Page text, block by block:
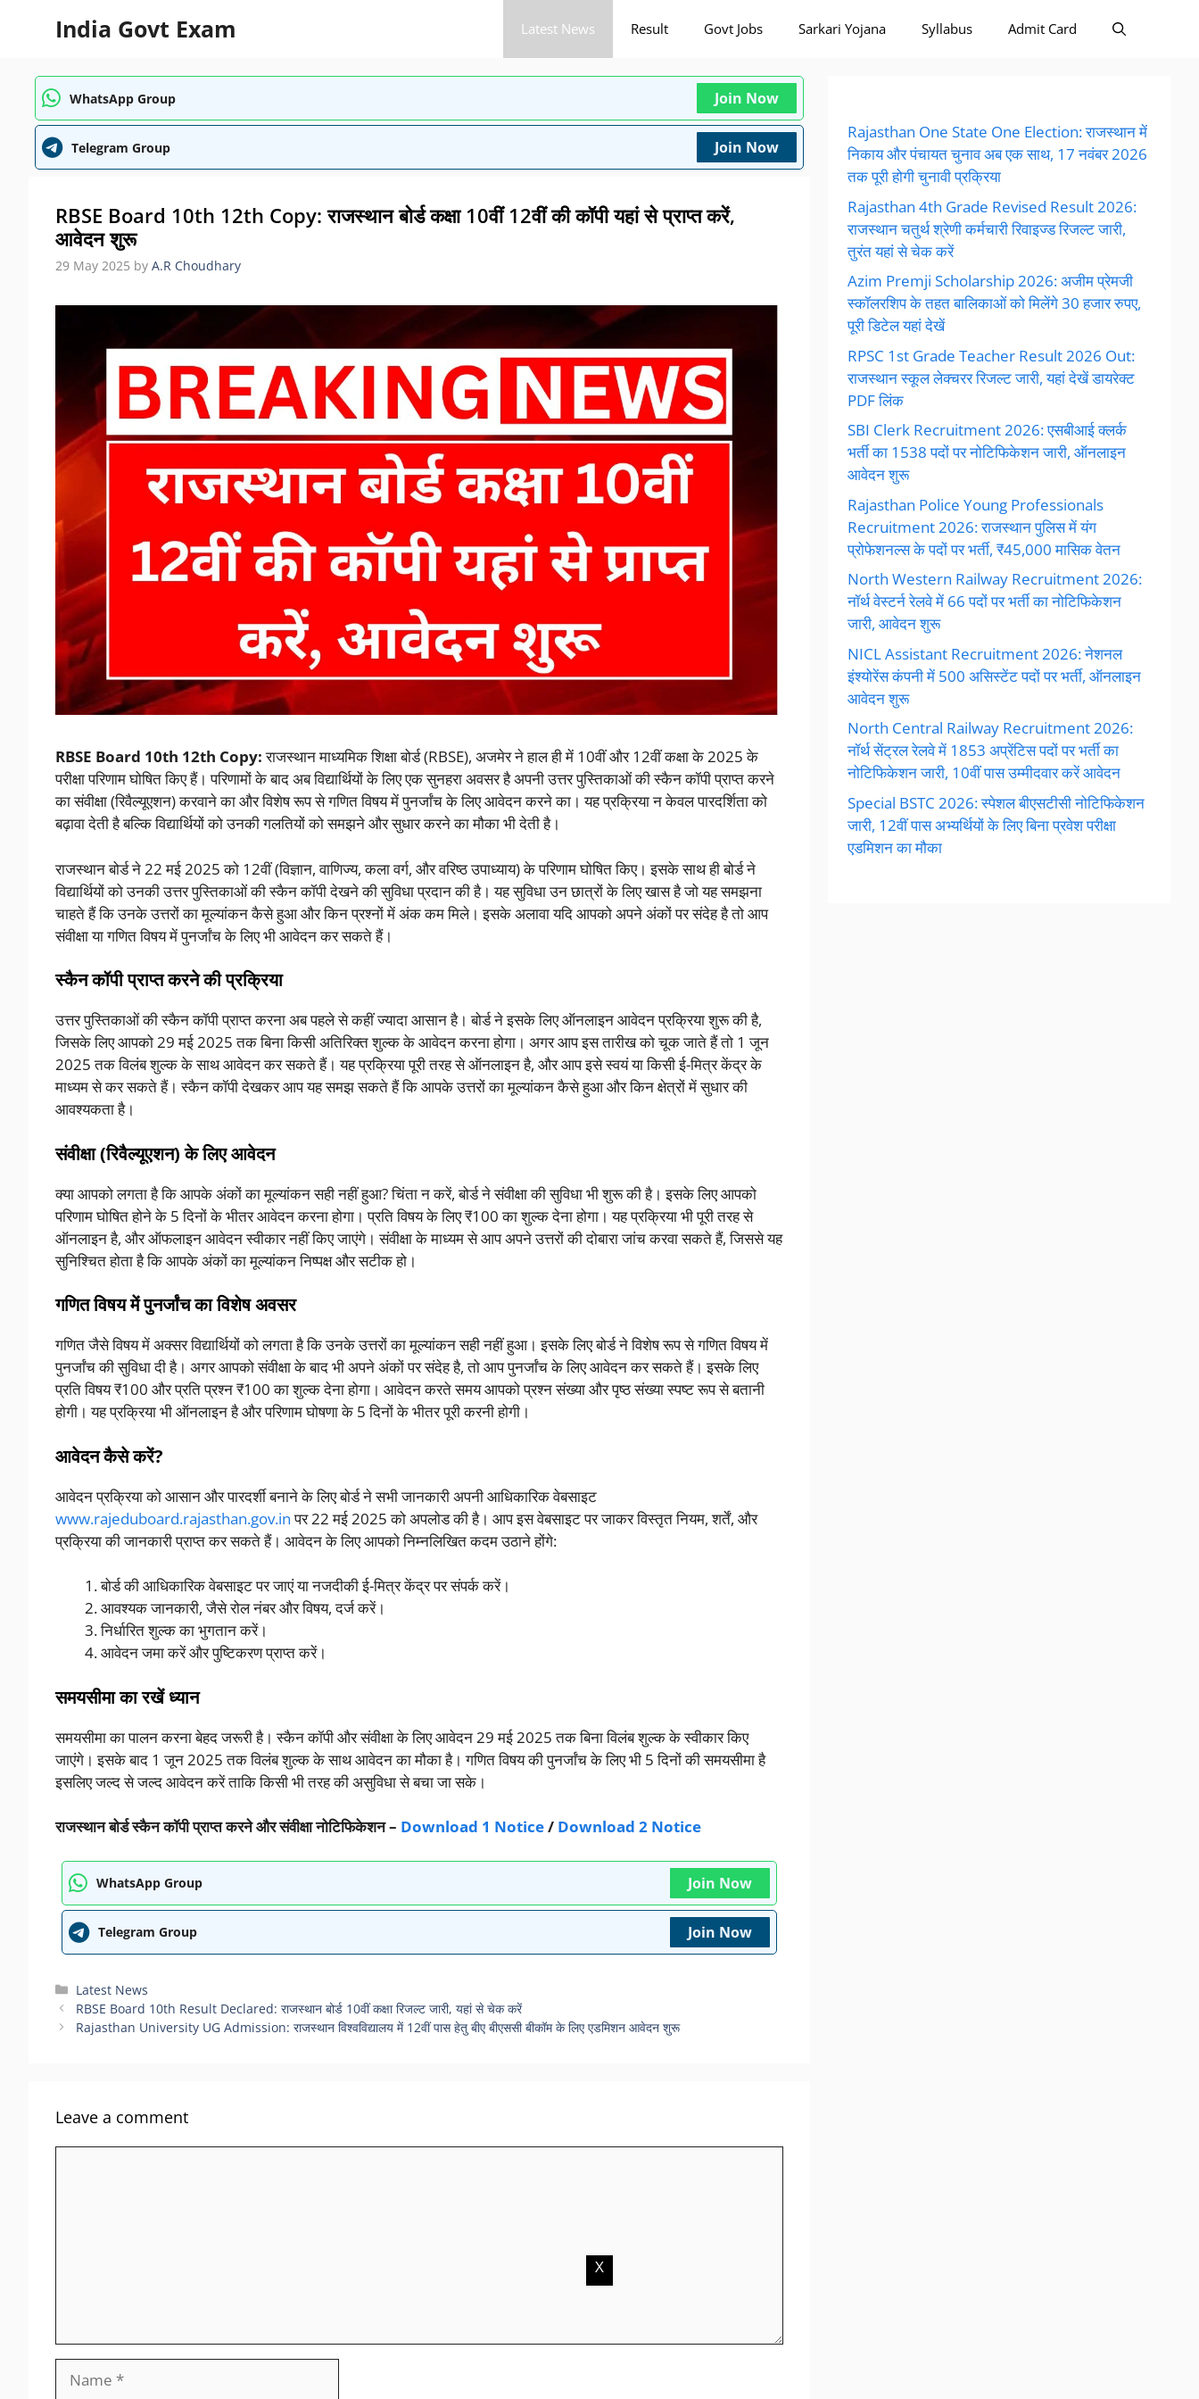
India Govt Exam Latest News Result Govt Jobs Sarkari Yojana Syllabus Admit Card
WhatsApp Group Join Now
Telegram Group Join Now
RBSE Board 10th 12th Copy: राजस्थान बोर्ड कक्षा 10वीं 12वीं की कॉपी यहां से प्राप्त करें,
आवेदन शुरू
29 May 2025 by A.R Choudhary
RBSE Board 10th 12th Copy:राजस्थान माध्यमिक शिक्षा बोर्ड (RBSE), अजमेर ने हाल ही में 10वीं और 12वीं कक्षा के 2025 के
परीक्षा परिणाम घोषित किए हैं। परिणामों के बाद अब विद्यार्थियों के लिए एक सुनहरा अवसर है अपनी उत्तर पुस्तिकाओं की स्कैन कॉपी प्राप्त करने
का संवीक्षा (रिवैल्यूएशन) करवाने का और विशेष रूप से गणित विषय में पुनर्जांच के लिए आवेदन करने का। यह प्रक्रिया न केवल पारदर्शिता को
बढ़ावा देती है बल्कि विद्यार्थियों को उनकी गलतियों को समझने और सुधार करने का मौका भी देती है।
राजस्थान बोर्ड ने 22 मई 2025 को 12वीं (विज्ञान, वाणिज्य, कला वर्ग, और वरिष्ठ उपाध्याय) के परिणाम घोषित किए। इसके साथ ही बोर्ड ने
विद्यार्थियों को उनकी उत्तर पुस्तिकाओं की स्कैन कॉपी देखने की सुविधा प्रदान की है। यह सुविधा उन छात्रों के लिए खास है जो यह समझना
चाहते हैं कि उनके उत्तरों का मूल्यांकन कैसे हुआ और किन प्रश्नों में अंक कम मिले। इसके अलावा यदि आपको अपने अंकों पर संदेह है तो आप
संवीक्षा या गणित विषय में पुनर्जांच के लिए भी आवेदन कर सकते हैं।
स्कैन कॉपी प्राप्त करने की प्रक्रिया
उत्तर पुस्तिकाओं की स्कैन कॉपी प्राप्त करना अब पहले से कहीं ज्यादा आसान है। बोर्ड ने इसके लिए ऑनलाइन आवेदन प्रक्रिया शुरू की है,
जिसके लिए आपको 29 मई 2025 तक बिना किसी अतिरिक्त शुल्क के आवेदन करना होगा। अगर आप इस तारीख को चूक जाते हैं तो 1 जून
2025 तक विलंब शुल्क के साथ आवेदन कर सकते हैं। यह प्रक्रिया पूरी तरह से ऑनलाइन है, और आप इसे स्वयं या किसी ई-मित्र केंद्र के
माध्यम से कर सकते हैं। स्कैन कॉपी देखकर आप यह समझ सकते हैं कि आपके उत्तरों का मूल्यांकन कैसे हुआ और किन क्षेत्रों में सुधार की
आवश्यकता है।
संवीक्षा (रिवैल्यूएशन) के लिए आवेदन
क्या आपको लगता है कि आपके अंकों का मूल्यांकन सही नहीं हुआ? चिंता न करें, बोर्ड ने संवीक्षा की सुविधा भी शुरू की है। इसके लिए आपको
परिणाम घोषित होने के 5 दिनों के भीतर आवेदन करना होगा। प्रति विषय के लिए ₹100 का शुल्क देना होगा। यह प्रक्रिया भी पूरी तरह से
ऑनलाइन है, और ऑफलाइन आवेदन स्वीकार नहीं किए जाएंगे। संवीक्षा के माध्यम से आप अपने उत्तरों की दोबारा जांच करवा सकते हैं, जिससे यह
सुनिश्चित होता है कि आपके अंकों का मूल्यांकन निष्पक्ष और सटीक हो।
गणित विषय में पुनर्जांच का विशेष अवसर
गणित जैसे विषय में अक्सर विद्यार्थियों को लगता है कि उनके उत्तरों का मूल्यांकन सही नहीं हुआ। इसके लिए बोर्ड ने विशेष रूप से गणित विषय में
पुनर्जांच की सुविधा दी है। अगर आपको संवीक्षा के बाद भी अपने अंकों पर संदेह है, तो आप पुनर्जांच के लिए आवेदन कर सकते हैं। इसके लिए
प्रति विषय ₹100 और प्रति प्रश्न ₹100 का शुल्क देना होगा। आवेदन करते समय आपको प्रश्न संख्या और पृष्ठ संख्या स्पष्ट रूप से बतानी
होगी। यह प्रक्रिया भी ऑनलाइन है और परिणाम घोषणा के 5 दिनों के भीतर पूरी करनी होगी।
आवेदन कैसे करें?
आवेदन प्रक्रिया को आसान और पारदर्शी बनाने के लिए बोर्ड ने सभी जानकारी अपनी आधिकारिक वेबसाइट
www.rajeduboard.rajasthan.gov.inपर 22 मई 2025 को अपलोड की है। आप इस वेबसाइट पर जाकर विस्तृत नियम, शर्तें, और
प्रक्रिया की जानकारी प्राप्त कर सकते हैं। आवेदन के लिए आपको निम्नलिखित कदम उठाने होंगे:
बोर्ड की आधिकारिक वेबसाइट पर जाएं या नजदीकी ई-मित्र केंद्र पर संपर्क करें।
आवश्यक जानकारी, जैसे रोल नंबर और विषय, दर्ज करें।
निर्धारित शुल्क का भुगतान करें।
आवेदन जमा करें और पुष्टिकरण प्राप्त करें।
समयसीमा का रखें ध्यान
समयसीमा का पालन करना बेहद जरूरी है। स्कैन कॉपी और संवीक्षा के लिए आवेदन 29 मई 2025 तक बिना विलंब शुल्क के स्वीकार किए
जाएंगे। इसके बाद 1 जून 2025 तक विलंब शुल्क के साथ आवेदन का मौका है। गणित विषय की पुनर्जांच के लिए भी 5 दिनों की समयसीमा है
इसलिए जल्द से जल्द आवेदन करें ताकि किसी भी तरह की असुविधा से बचा जा सके।
राजस्थान बोर्ड स्कैन कॉपी प्राप्त करने और संवीक्षा नोटिफिकेशन – Download 1 Notice/ Download 2 Notice
WhatsApp Group Join Now
Telegram Group Join Now
Categories
Latest News
RBSE Board 10th Result Declared: राजस्थान बोर्ड 10वीं कक्षा रिजल्ट जारी, यहां से चेक करें
Rajasthan University UG Admission: राजस्थान विश्वविद्यालय में 12वीं पास हेतु बीए बीएससी बीकॉम के लिए एडमिशन आवेदन शुरू
Leave a comment
Rajasthan One State One Election: राजस्थान में
निकाय और पंचायत चुनाव अब एक साथ, 17 नवंबर 2026
तक पूरी होगी चुनावी प्रक्रिया
Rajasthan 4th Grade Revised Result 2026:
राजस्थान चतुर्थ श्रेणी कर्मचारी रिवाइज्ड रिजल्ट जारी,
तुरंत यहां से चेक करें
Azim Premji Scholarship 2026: अजीम प्रेमजी
स्कॉलरशिप के तहत बालिकाओं को मिलेंगे 30 हजार रुपए,
पूरी डिटेल यहां देखें
RPSC 1st Grade Teacher Result 2026 Out:
राजस्थान स्कूल लेक्चरर रिजल्ट जारी, यहां देखें डायरेक्ट
PDF लिंक
SBI Clerk Recruitment 2026: एसबीआई क्लर्क
भर्ती का 1538 पदों पर नोटिफिकेशन जारी, ऑनलाइन
आवेदन शुरू
Rajasthan Police Young Professionals
Recruitment 2026: राजस्थान पुलिस में यंग
प्रोफेशनल्स के पदों पर भर्ती, ₹45,000 मासिक वेतन
North Western Railway Recruitment 2026:
नॉर्थ वेस्टर्न रेलवे में 66 पदों पर भर्ती का नोटिफिकेशन
जारी, आवेदन शुरू
NICL Assistant Recruitment 2026: नेशनल
इंश्योरेंस कंपनी में 500 असिस्टेंट पदों पर भर्ती, ऑनलाइन
आवेदन शुरू
North Central Railway Recruitment 2026:
नॉर्थ सेंट्रल रेलवे में 1853 अप्रेंटिस पदों पर भर्ती का
नोटिफिकेशन जारी, 10वीं पास उम्मीदवार करें आवेदन
Special BSTC 2026: स्पेशल बीएसटीसी नोटिफिकेशन
जारी, 12वीं पास अभ्यर्थियों के लिए बिना प्रवेश परीक्षा
एडमिशन का मौका
X